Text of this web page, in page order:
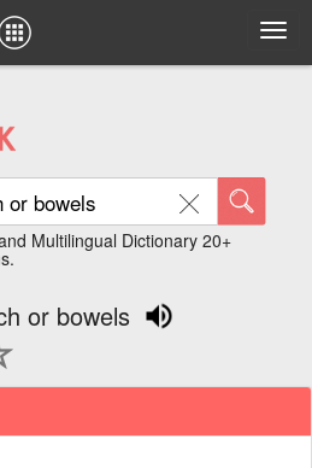
Multilingual Dictionary 20+
or bowels